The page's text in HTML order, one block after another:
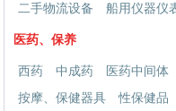
二手物流设备
船用仪器仪
医药、保养
西药 中成药 医药中间体
按摩、保健器具
性保健品